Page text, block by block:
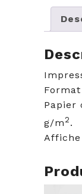
Pointe
Papier
g/m2 .
Affiche